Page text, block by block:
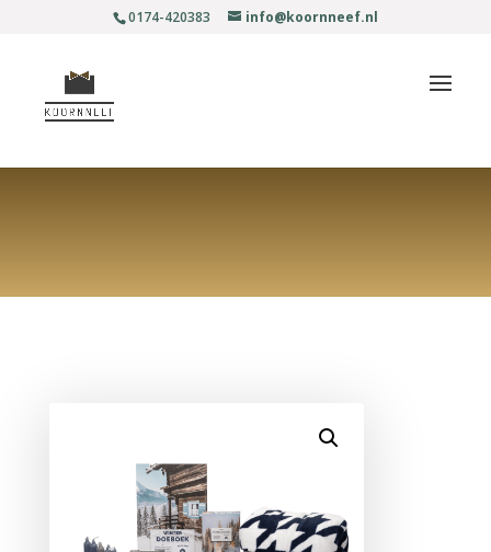
0174-420383 info@koornneef.nl